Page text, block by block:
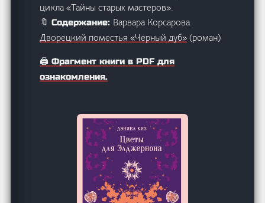
цикла «Тайны старых мастеров».
🔖 Содержание: Варвара Корсарова.
Дворецкий поместья «Черный дуб» (роман)
🖨️ Фрагмент книги в PDF для
ознакомления.